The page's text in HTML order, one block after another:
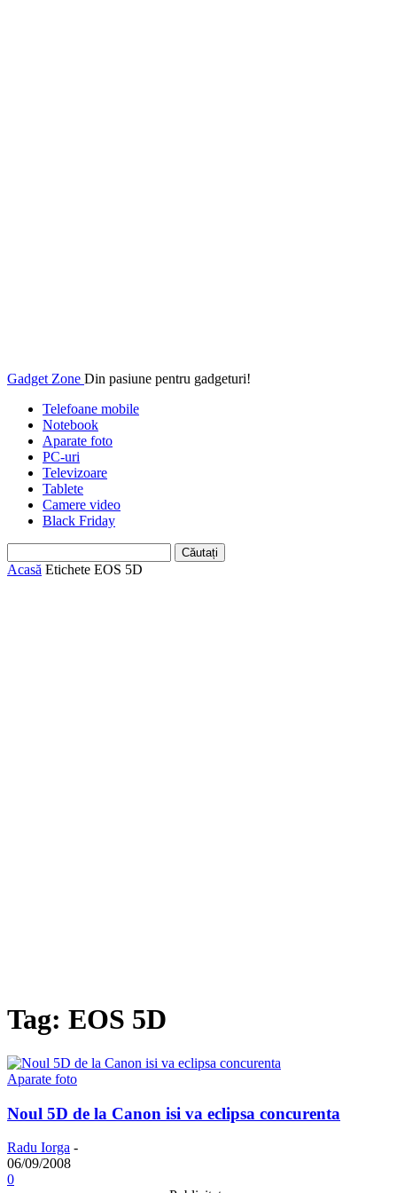
Gadget Zone Din pasiune pentru gadgeturi!
Telefoane mobile
Notebook
Aparate foto
PC-uri
Televizoare
Tablete
Camere video
Black Friday
Acasă Etichete EOS 5D
Tag: EOS 5D
Aparate foto
Noul 5D de la Canon isi va eclipsa concurenta
Radu Iorga -
06/09/2008
0